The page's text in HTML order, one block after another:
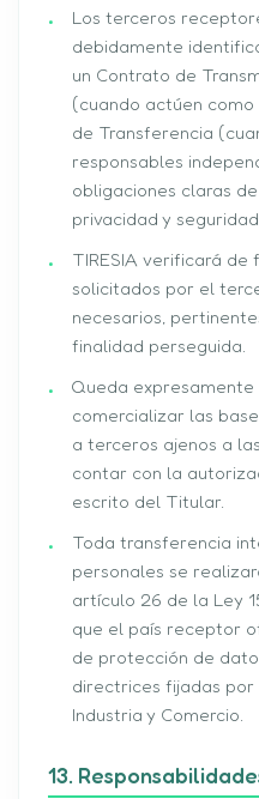
Los terceros
debidamente
un Contrato de
(cuando actúen
de Transferencia
responsables
obligaciones claras
privacidad y seguridad.
TIRESIA verificará
solicitados por el
necesarios,
finalidad perseguida.
Queda
comercializar las
a terceros ajenos a
contar con la
escrito del Titular.
Toda transferencia
personales se
artículo 26 de la Ley
que el país receptor
de protección de
directrices fijadas
Industria y Comercio.
13.